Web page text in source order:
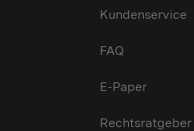
Kundenservice
FAQ
E-Paper
Rechtsratgeber